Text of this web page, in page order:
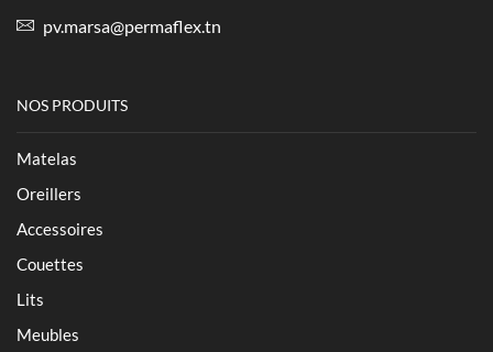
pv.marsa@permaflex.tn
NOS PRODUITS
Matelas
Oreillers
Accessoires
Couettes
Lits
Meubles